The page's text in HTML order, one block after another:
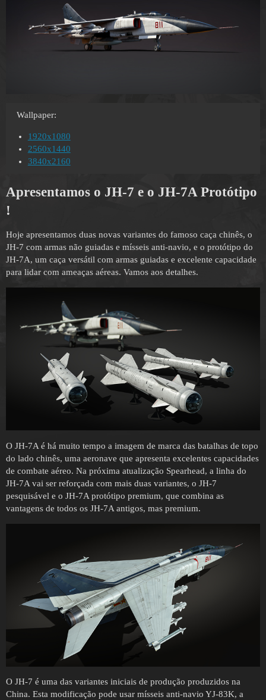
Wallpaper:
1920x1080
2560x1440
3840x2160
Apresentamos o JH-7 e o JH-7A Protótipo
!
Hoje apresentamos duas novas variantes do famoso caça chinês, o
JH-7 com armas não guiadas e mísseis anti-navio, e o protótipo do
JH-7A, um caça versátil com armas guiadas e excelente capacidade
para lidar com ameaças aéreas. Vamos aos detalhes.
O JH-7A é há muito tempo a imagem de marca das batalhas de topo
do lado chinês, uma aeronave que apresenta excelentes capacidades
de combate aéreo. Na próxima atualização Spearhead, a linha do
JH-7A vai ser reforçada com mais duas variantes, o JH-7
pesquisável e o JH-7A protótipo premium, que combina as
vantagens de todos os JH-7A antigos, mas premium.
O JH-7 é uma das variantes iniciais de produção produzidos na
China. Esta modificação pode usar mísseis anti-navio YJ-83K, a